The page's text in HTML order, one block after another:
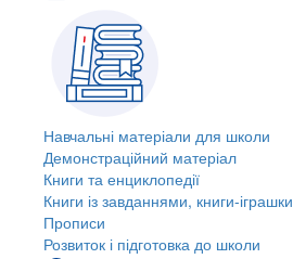
Навчальні матеріали для школи
Демонстраційний матеріал
Книги та енциклопедії
Книги із завданнями, книги-іграшки
Прописи
Розвиток і підготовка до школи